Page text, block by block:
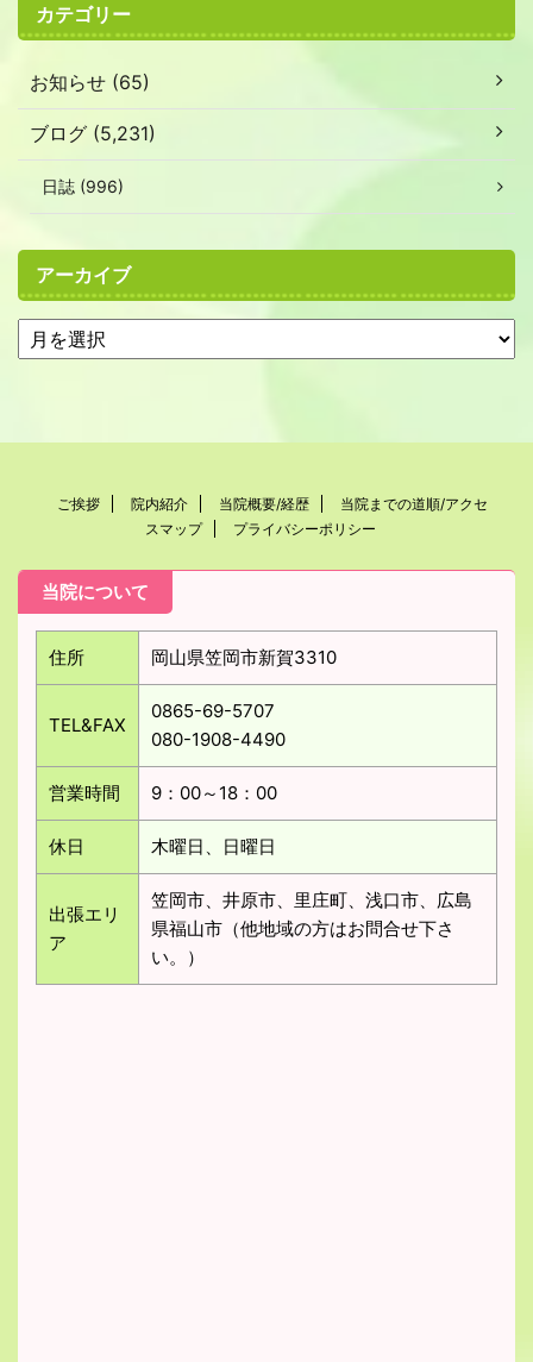
カテゴリー
お知らせ (65)
ブログ (5,231)
日誌 (996)
アーカイブ
ご挨拶 院内紹介 当院概要/経歴
当院までの道順/アクセ
スマップ
プライバシーポリシー
当院について
住所 岡山県笠岡市新賀3310
TEL&FAX
0865-69-5707
080-1908-4490
営業時間 9：00～18：00
休日 木曜日、日曜日
出張エリ
ア
笠岡市、井原市、里庄町、浅口市、広島
県福山市（他地域の方はお問合せ下さ
い。）